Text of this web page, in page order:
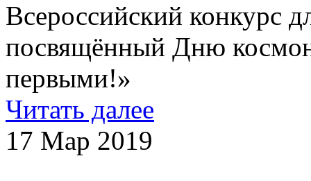
Всероссийский конкурс
посвящённый Дню
первыми!»
Читать далее
17 Мар 2019